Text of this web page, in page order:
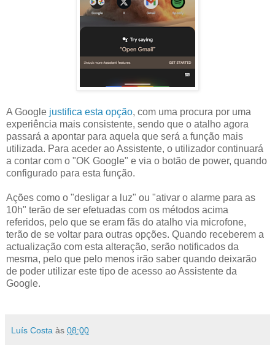
A Google justifica esta opção, com uma procura por uma
experiência mais consistente, sendo que o atalho agora
passará a apontar para aquela que será a função mais
utilizada. Para aceder ao Assistente, o utilizador continuará
a contar com o "OK Google" e via o botão de power, quando
configurado para esta função.
Ações como o "desligar a luz" ou "ativar o alarme para as
10h" terão de ser efetuadas com os métodos acima
referidos, pelo que se eram fãs do atalho via microfone,
terão de se voltar para outras opções. Quando receberem a
actualização com esta alteração, serão notificados da
mesma, pelo que pelo menos irão saber quando deixarão
de poder utilizar este tipo de acesso ao Assistente da
Google.
Luís Costa às 08:00